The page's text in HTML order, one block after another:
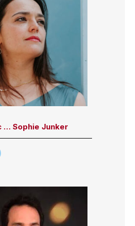
… Sophie Junker